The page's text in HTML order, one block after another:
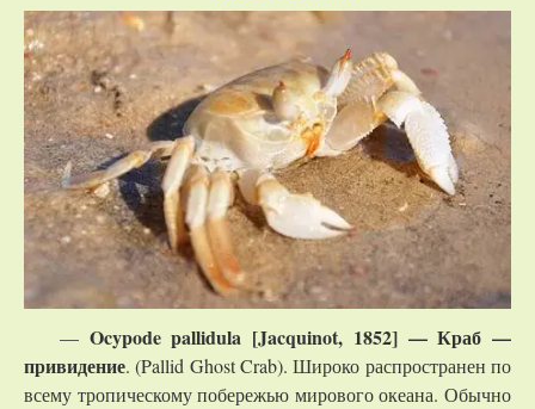
— Ocypode pallidula [Jacquinot, 1852] — Краб —
привидение. (Pallid Ghost Crab). Широко распространен по
всему тропическому побережью мирового океана. Обычно